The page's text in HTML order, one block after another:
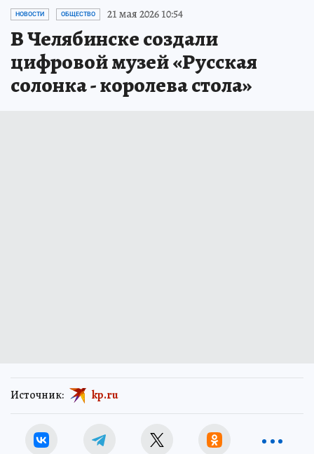
НОВОСТИ ОБЩЕСТВО 21 мая 2026 10:54
В Челябинске создали
цифровой музей «Русская
солонка - королева стола»
Источник: kp.ru